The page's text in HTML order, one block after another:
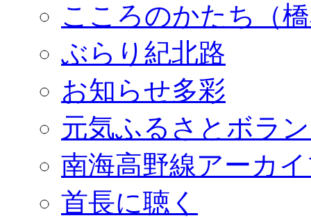
こころのかたち（
ぶらり紀北路
お知らせ多彩
元気ふるさとボラ
南海高野線アーカ
首長に聴く